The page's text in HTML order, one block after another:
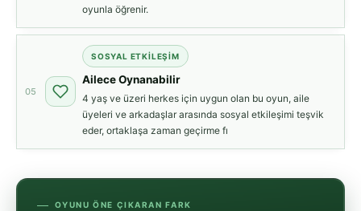
oyunla öğrenir.
05
SOSYAL ETKILEŞIM
Ailece Oynanabilir
4 yaş ve üzeri herkes için uygun olan bu oyun, aile
üyeleri ve arkadaşlar arasında sosyal etkileşimi teşvik
eder, ortaklaşa zaman geçirme fı
OYUNU ÖNE ÇIKARAN FARK